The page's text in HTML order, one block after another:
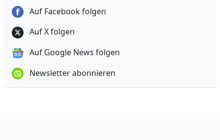
Auf Facebook folgen
Auf X folgen
Auf Google News folgen
Newsletter abonnieren